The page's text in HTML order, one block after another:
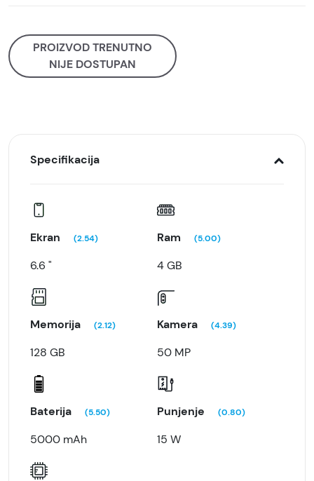
PROIZVOD TRENUTNO
NIJE DOSTUPAN
Specifikacija
Ekran (2.54)
6.6 "
Ram (5.00)
4 GB
Memorija (2.12)
128 GB
Kamera (4.39)
50 MP
Baterija (5.50)
5000 mAh
Punjenje (0.80)
15 W